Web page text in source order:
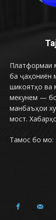
Платформаи
ба ҷаҳониён
шикоятҳо ва
мекунем —
манбаъҳои
мост.
Тамос бо мо: